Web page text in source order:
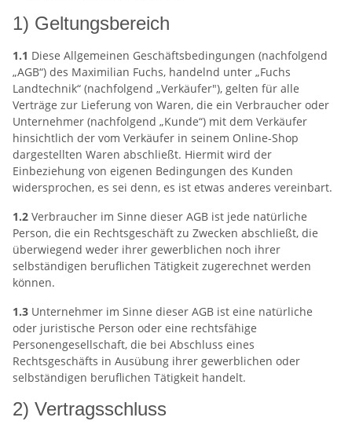
1) Geltungsbereich
1.1 Diese Allgemeinen Geschäftsbedingungen (nachfolgend
„AGB“) des Maximilian Fuchs, handelnd unter „Fuchs
Landtechnik“ (nachfolgend „Verkäufer"), gelten für alle
Verträge zur Lieferung von Waren, die ein Verbraucher oder
Unternehmer (nachfolgend „Kunde“) mit dem Verkäufer
hinsichtlich der vom Verkäufer in seinem Online-Shop
dargestellten Waren abschließt. Hiermit wird der
Einbeziehung von eigenen Bedingungen des Kunden
widersprochen, es sei denn, es ist etwas anderes vereinbart.
1.2 Verbraucher im Sinne dieser AGB ist jede natürliche
Person, die ein Rechtsgeschäft zu Zwecken abschließt, die
überwiegend weder ihrer gewerblichen noch ihrer
selbständigen beruflichen Tätigkeit zugerechnet werden
können.
1.3 Unternehmer im Sinne dieser AGB ist eine natürliche
oder juristische Person oder eine rechtsfähige
Personengesellschaft, die bei Abschluss eines
Rechtsgeschäfts in Ausübung ihrer gewerblichen oder
selbständigen beruflichen Tätigkeit handelt.
2) Vertragsschluss